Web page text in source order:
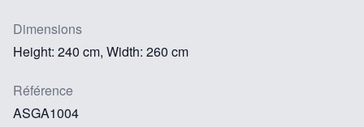
Dimensions
Height: 240 cm, Width: 260 cm
Référence
ASGA1004